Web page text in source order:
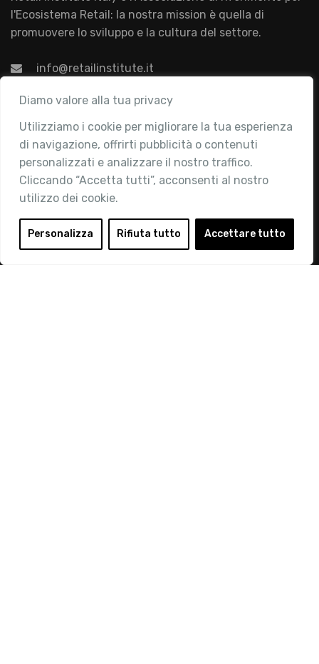
Diamo valore alla tua privacy
Utilizziamo i cookie per migliorare la tua esperienza
di navigazione, offrirti pubblicità o contenuti
personalizzati e analizzare il nostro traffico.
Cliccando “Accetta tutti”, acconsenti al nostro
utilizzo dei cookie.
Personalizza Rifiuta tutto Accettare tutto
l'Ecosistema Retail: la nostra mission è quella di
promuovere lo sviluppo e la cultura del settore.
info@retailinstitute.it
Associazione
Chi siamo
Attività
Contatti
Area Riservata
Login
Diventa Socio